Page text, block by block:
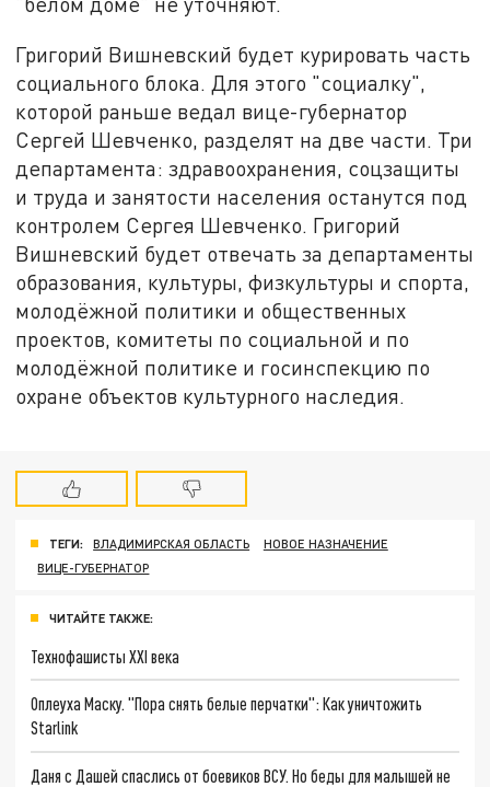
Григорий Вишневский будет курировать часть
социального блока. Для этого "социалку",
которой раньше ведал вице-губернатор
Сергей Шевченко, разделят на две части. Три
департамента: здравоохранения, соцзащиты
и труда и занятости населения останутся под
контролем Сергея Шевченко. Григорий
Вишневский будет отвечать за департаменты
образования, культуры, физкультуры и спорта,
молодёжной политики и общественных
проектов, комитеты по социальной и по
молодёжной политике и госинспекцию по
охране объектов культурного наследия.
ТЕГИ: ВЛАДИМИРСКАЯ ОБЛАСТЬ
НОВОЕ НАЗНАЧЕНИЕ
ВИЦЕ-ГУБЕРНАТОР
ЧИТАЙТЕ ТАКЖЕ:
Технофашисты XXI века
Оплеуха Маску. "Пора снять белые перчатки": Как уничтожить
Starlink
Даня с Дашей спаслись от боевиков ВСУ. Но беды для малышей не